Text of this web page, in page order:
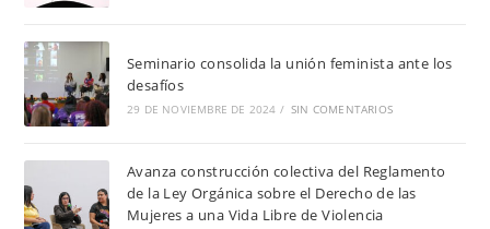
Seminario consolida la unión feminista ante los
desafíos
29 DE NOVIEMBRE DE 2024 / SIN COMENTARIOS
Avanza construcción colectiva del Reglamento
de la Ley Orgánica sobre el Derecho de las
Mujeres a una Vida Libre de Violencia